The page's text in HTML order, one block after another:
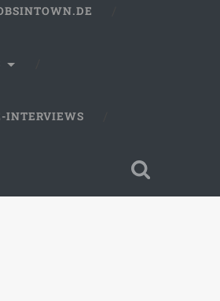
INTERVIEWS